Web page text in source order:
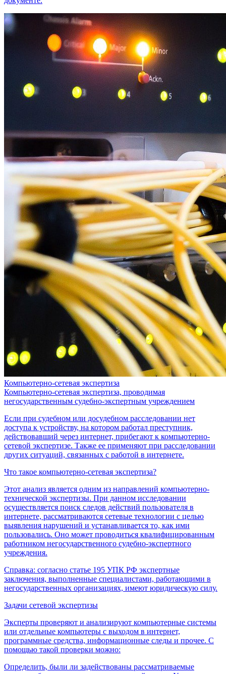
Компьютерно-сетевая экспертиза
Компьютерно-сетевая экспертиза, проводимая
негосударственным судебно-экспертным учреждением
Если при судебном или досудебном расследовании нет
доступа к устройству, на котором работал преступник,
действовавший через интернет, прибегают к компьютерно-
сетевой экспертизе. Также ее применяют при расследовании
других ситуаций, связанных с работой в интернете.
Что такое компьютерно-сетевая экспертиза?
Этот анализ является одним из направлений компьютерно-
технической экспертизы. При данном исследовании
осуществляется поиск следов действий пользователя в
интернете, рассматриваются сетевые технологии с целью
выявления нарушений и устанавливается то, как ими
пользовались. Оно может проводиться квалифицированным
работником негосударственного судебно-экспертного
учреждения.
Справка: согласно статье 195 УПК РФ экспертные
заключения, выполненные специалистами, работающими в
негосударственных организациях, имеют юридическую силу.
Задачи сетевой экспертизы
Эксперты проверяют и анализируют компьютерные системы
или отдельные компьютеры с выходом в интернет,
программные средства, информационные следы и прочее. С
помощью такой проверки можно:
Определить, были ли задействованы рассматриваемые